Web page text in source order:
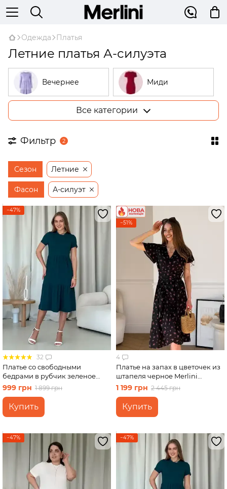
Одежда Платья
Летние платья А-силуэта
Вечернее Миди
размеры
В рубчик
На запах
Бежевые
Платья-
трапеции
Все категории
Фильтр 2
Сезон Летние
Фасон А-силуэт
−47%
32
Платье со свободными
бедрами в рубчик зеленое
Merlini Реджо 700001585
размер S-M
999 грн 1 899 грн
Купить
−51%
4
Платье на запах в цветочек из
штапеля черное Merlini
Віченца 700002201 размер L-
1 199 грн 2 445 грн
Купить
−47% −47%